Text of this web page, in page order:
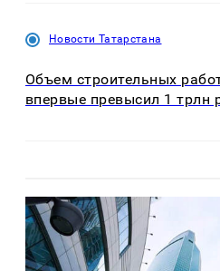
Новости Татарстана
Объем строительных
впервые превысил 1 трлн